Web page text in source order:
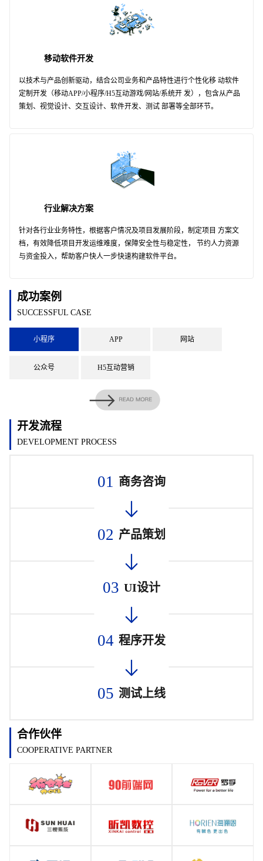
移动软件开发
以技术与产品创新驱动，结合公司业务和产品特性进行个性化移 动软件
定制开发（移动APP/小程序/H5互动游戏/网站/系统开 发），包含从产品
策划、视觉设计、交互设计、软件开发、测试 部署等全部环节。
行业解决方案
针对各行业业务特性，根据客户情况及项目发展阶段，制定项目 方案文
档，有效降低项目开发运维难度，保障安全性与稳定性， 节约人力资源
与资金投入，帮助客户快人一步快速构建软件平台。
成功案例
SUCCESSFUL CASE
小程序 APP 网站
公众号 H5互动营销
开发流程
DEVELOPMENT PROCESS
01 商务咨询
02 产品策划
03 UI设计
04 程序开发
05 测试上线
合作伙伴
COOPERATIVE PARTNER